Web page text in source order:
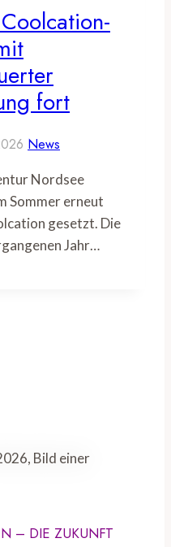
fort
News
Nordsee
Sommer erneut
gesetzt. Die
Jahr…
– DIE ZUKUNFT